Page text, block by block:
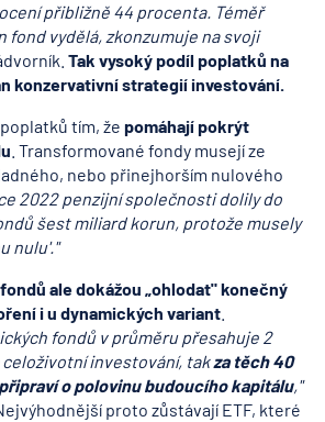
přibližně 44 procenta. Téměř
fond vydělá, zkonzumuje na svoji
Tak vysoký podíl poplatků na
konzervativní strategií investování.
tím, že pomáhají pokrýt
. Transformované fondy musejí ze
nebo přinejhorším nulového
2022 penzijní společnosti dolily do
šest miliard korun, protože musely
nulu'."
ale dokážou „ohlodat" konečný
i u dynamických variant
fondů v průměru přesahuje 2
celoživotní investování, takza těch 40
o polovinu budoucího kapitálu,"
proto zůstávají ETF, které